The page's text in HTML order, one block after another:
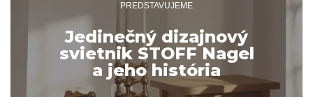
PREDSTAVUJEME
Jedinečný dizajnový
svietnik STOFF Nagel
a jeho história